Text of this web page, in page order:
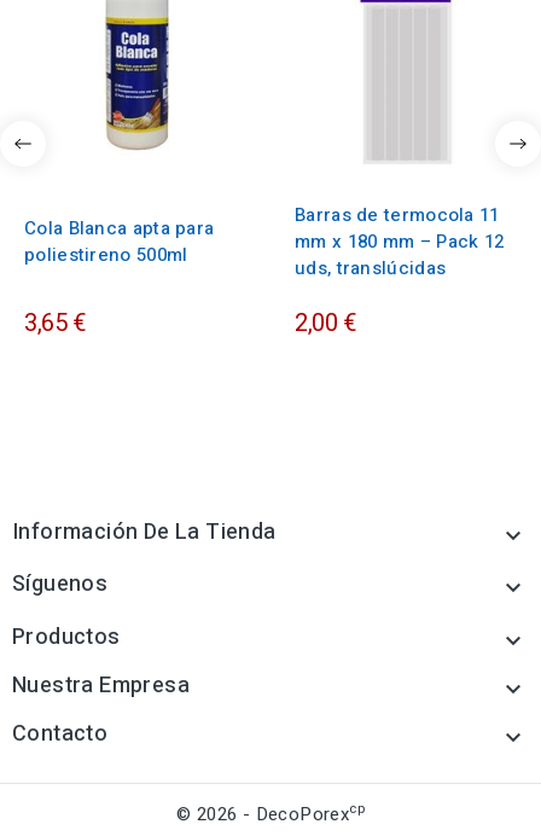
Cola Blanca apta para
poliestireno 500ml
3,65 €
Barras de termocola 11
mm x 180 mm – Pack 12
uds, translúcidas
2,00 €
Información De La Tienda 
Síguenos 
Productos 
Nuestra Empresa 
Contacto 
© 2026 - DecoPorexcp